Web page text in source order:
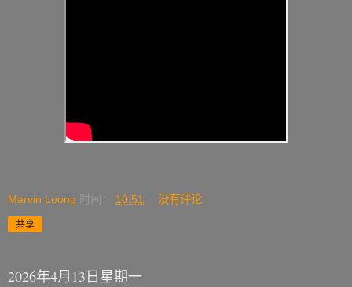
Marvin Loong 时间： 10:51 没有评论:
共享
2026年4月13日星期一